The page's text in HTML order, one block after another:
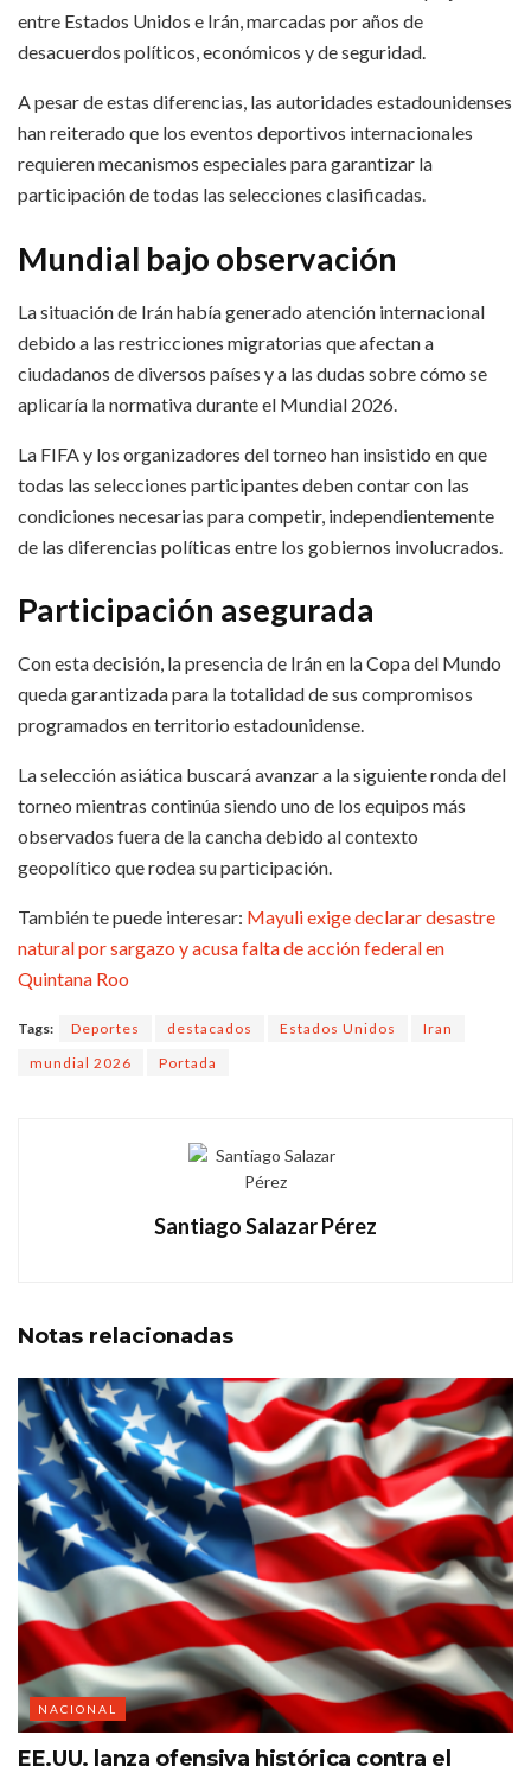
entre Estados Unidos e Irán, marcadas por años de
desacuerdos políticos, económicos y de seguridad.
A pesar de estas diferencias, las autoridades estadounidenses
han reiterado que los eventos deportivos internacionales
requieren mecanismos especiales para garantizar la
participación de todas las selecciones clasificadas.
Mundial bajo observación
La situación de Irán había generado atención internacional
debido a las restricciones migratorias que afectan a
ciudadanos de diversos países y a las dudas sobre cómo se
aplicaría la normativa durante el Mundial 2026.
La FIFA y los organizadores del torneo han insistido en que
todas las selecciones participantes deben contar con las
condiciones necesarias para competir, independientemente
de las diferencias políticas entre los gobiernos involucrados.
Participación asegurada
Con esta decisión, la presencia de Irán en la Copa del Mundo
queda garantizada para la totalidad de sus compromisos
programados en territorio estadounidense.
La selección asiática buscará avanzar a la siguiente ronda del
torneo mientras continúa siendo uno de los equipos más
observados fuera de la cancha debido al contexto
geopolítico que rodea su participación.
También te puede interesar: Mayuli exige declarar desastre
natural por sargazo y acusa falta de acción federal en
Quintana Roo
Tags: Deportes destacados Estados Unidos
Iran
mundial 2026
Portada
Santiago Salazar Pérez
Notas relacionadas
NACIONAL
EE.UU. lanza ofensiva histórica contra el